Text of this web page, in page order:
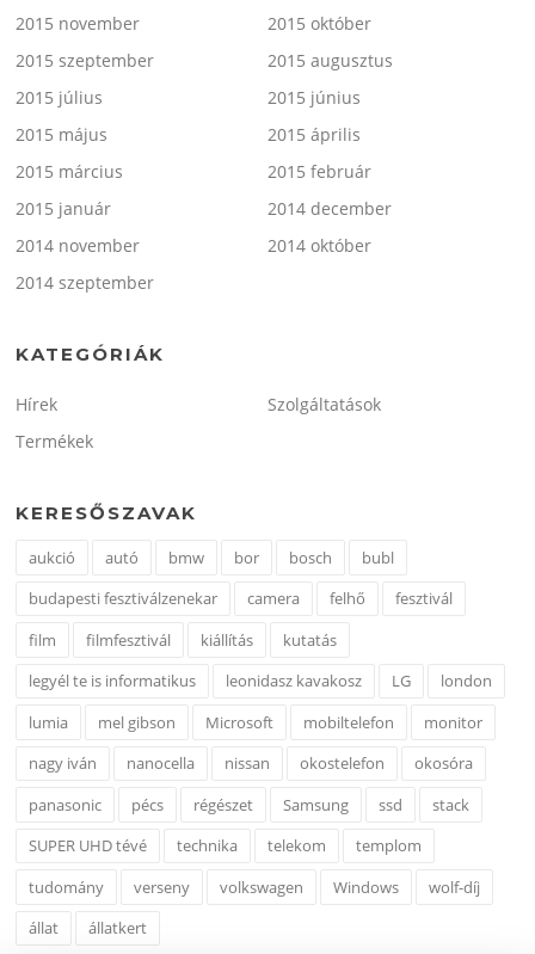
2015 november
2015 október
2015 szeptember
2015 augusztus
2015 július
2015 június
2015 május
2015 április
2015 március
2015 február
2015 január
2014 december
2014 november
2014 október
2014 szeptember
KATEGÓRIÁK
Hírek
Szolgáltatások
Termékek
KERESŐSZAVAK
aukció autó bmw bor bosch
bubl
budapesti fesztiválzenekar
camera felhő
fesztivál
film
filmfesztivál kiállítás
kutatás
legyél te is informatikus
leonidasz kavakosz LG
london
lumia
mel gibson Microsoft mobiltelefon
monitor
nagy iván
nanocella nissan okostelefon
okosóra
panasonic
pécs régészet Samsung ssd
stack
SUPER UHD tévé
technika telekom
templom
tudomány
verseny volkswagen Windows
wolf-díj
állat
állatkert